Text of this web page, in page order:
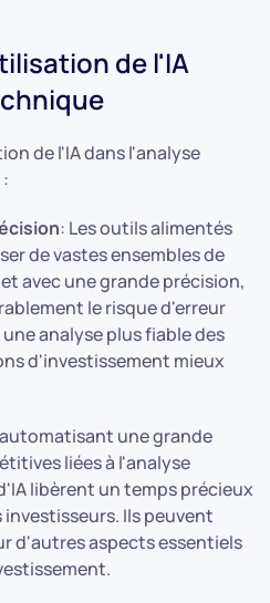
de l'IA
de l'IA dans l'analyse
: Les outils alimentés
de vastes ensembles de
avec une grande précision,
le risque d'erreur
analyse plus fiable des
d'investissement mieux
automatisant une grande
liées à l'analyse
libèrent un temps précieux
Ils peuvent
d'autres aspects essentiels